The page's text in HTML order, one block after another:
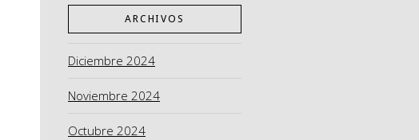
ARCHIVOS
Diciembre 2024
Noviembre 2024
Octubre 2024